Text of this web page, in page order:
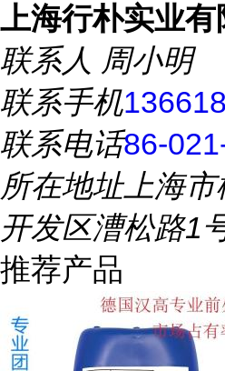
上海行朴实业有
联系人 周小明
联系手机
联系电话86-
所在地址上海市
开发区漕松路1
推荐产品